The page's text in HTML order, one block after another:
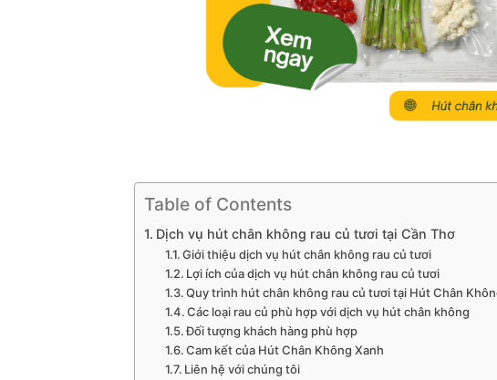
Table of Contents
Dịch vụ hút chân không rau củ tươi tại Cần Thơ
Giới thiệu dịch vụ hút chân không rau củ tươi
Lợi ích của dịch vụ hút chân không rau củ tươi
Quy trình hút chân không rau củ tươi tại Hút Chân
Các loại rau củ phù hợp với dịch vụ hút chân không
Đối tượng khách hàng phù hợp
Cam kết của Hút Chân Không Xanh
Liên hệ với chúng tôi